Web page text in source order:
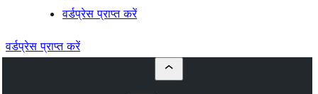
वर्डप्रेस प्राप्त करें
वर्डप्रेस प्राप्त करें